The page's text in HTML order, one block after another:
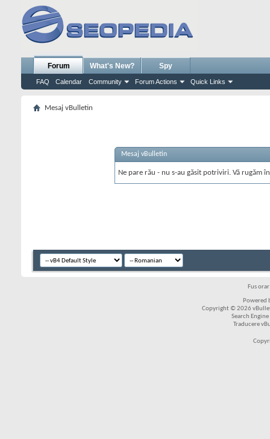
Forum
FAQ Calendar Community Forum Actions Quick Links
What's New? Spy
Mesaj vBulletin
Mesaj vBulletin
Ne pare rău - nu s-au găsit potriviri. Vă rugăm
Fus
Powered
Copyright © 2026
Search
Traducere